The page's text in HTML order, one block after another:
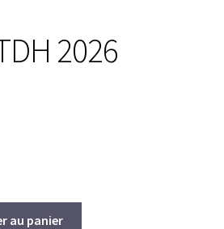
2026
au panier